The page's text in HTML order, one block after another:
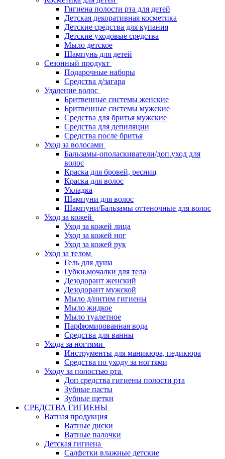
Гигиена полости рта для детей
Детская декоративная косметика
Детские средства для купания
Детские уходовые средства
Мыло детское
Шампунь для детей
Сезонный продукт
Подарочные наборы
Средства д/загара
Удаление волос
Бритвенные системы женские
Бритвенные системы мужские
Средства для бритья мужские
Средства для депиляции
Средства после бритья
Уход за волосами
Бальзамы-ополаскиватели/доп.уход для
волос
Краска для бровей, ресниц
Краска для волос
Укладка
Шампуни для волос
Шампуни/Бальзамы оттеночные для волос
Уход за кожей
Уход за кожей лица
Уход за кожей ног
Уход за кожей рук
Уход за телом
Гель для душа
Губки,мочалки для тела
Дезодорант женский
Дезодорант мужской
Мыло д/интим гигиены
Мыло жидкое
Мыло туалетное
Парфюмированная вода
Средства для ванны
Ухода за ногтями
Инструменты для маникюра, педикюра
Средства по уходу за ногтями
Уходу за полостью рта
Доп средства гигиены полости рта
Зубные пасты
Зубные щетки
СРЕДСТВА ГИГИЕНЫ
Ватная продукция
Ватные диски
Ватные палочки
Детская гигиена
Салфетки влажные детские